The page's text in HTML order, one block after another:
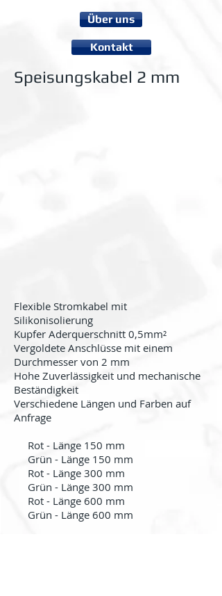
Flexible Stromkabel mit
Silikonisolierung
Kupfer Aderquerschnitt 0,5mm²
Vergoldete Anschlüsse mit einem
Durchmesser von 2 mm
Hohe Zuverlässigkeit und mechanische
Beständigkeit
Verschiedene Längen und Farben auf
Anfrage
Rot - Länge 150 mm
Grün - Länge 150 mm
Rot - Länge 300 mm
Grün - Länge 300 mm
Rot - Länge 600 mm
Grün - Länge 600 mm
Speisungskabel 2 mm
Über uns
Kontakt